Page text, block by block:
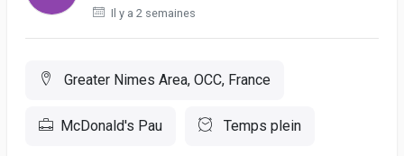
Il y a 2 semaines
Greater Nimes Area, OCC, France
McDonald's Pau Temps plein